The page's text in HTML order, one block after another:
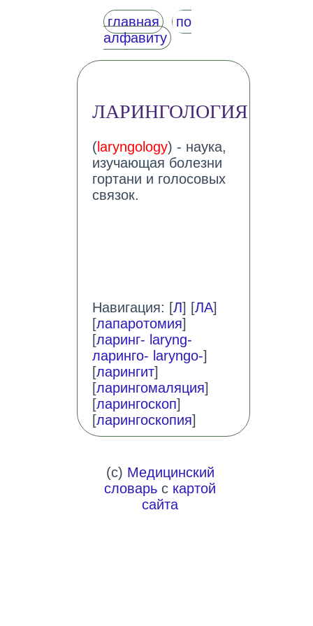
главная
по
алфавиту
ЛАРИНГОЛОГИЯ
(laryngology) - наука,
изучающая болезни
гортани и голосовых
связок.
Навигация: [Л] [ЛА]
[лапаротомия]
[ларинг- laryng-
ларинго- laryngo-]
[ларингит]
[ларингомаляция]
[ларингоскоп]
[ларингоскопия]
(c) Медицинский
словарь с картой
сайта